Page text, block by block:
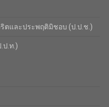
ริตและประพฤติมิชอบ (ป.ป.ช.)
ป.ท.)